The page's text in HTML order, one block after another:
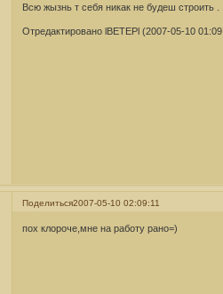
Всю жызнь т себя никак не будеш строить .
Отредактировано lBETEPl (2007-05-10
Поделиться2007-05-10 02:09:11
пох клороче,мне на работу рано=)